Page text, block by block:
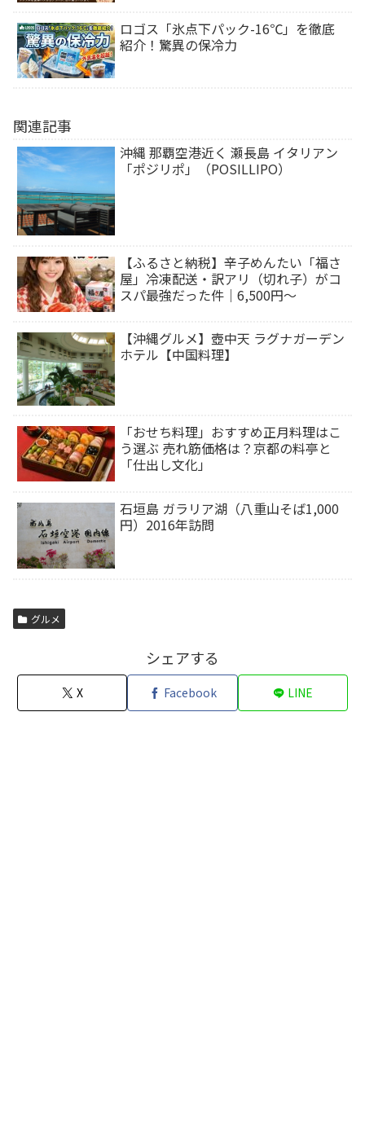
ロゴス「氷点下パック-16℃」を徹底
紹介！驚異の保冷力
関連記事
沖縄 那覇空港近く 瀬長島 イタリアン
「ポジリポ」（POSILLIPO）
【ふるさと納税】辛子めんたい「福さ
屋」冷凍配送・訳アリ（切れ子）がコ
スパ最強だった件｜6,500円～
【沖縄グルメ】壺中天 ラグナガーデン
ホテル【中国料理】
「おせち料理」おすすめ正月料理はこ
う選ぶ 売れ筋価格は？京都の料亭と
「仕出し文化」
石垣島 ガラリア湖（八重山そば1,000
円）2016年訪問
グルメ
シェアする
X Facebook LINE